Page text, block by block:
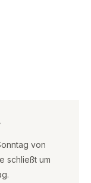
von
schließt um